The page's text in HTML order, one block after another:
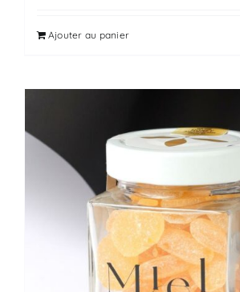
Ajouter au panier